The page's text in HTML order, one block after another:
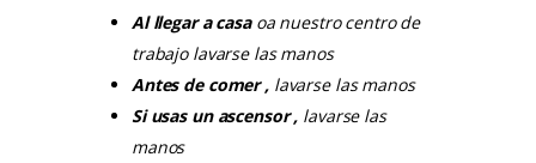
Al llegar a casaoa nuestro centro de
trabajo lavarse las manos
Antes de comer,lavarse las manos
Si usas un ascensor, lavarse las
manos